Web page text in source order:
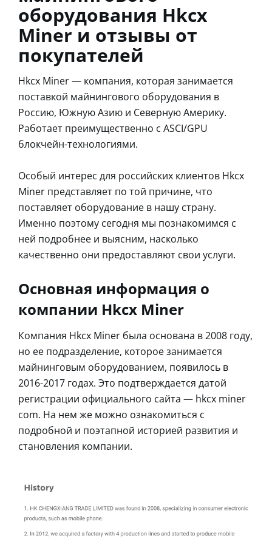
оборудования Hkcx
Miner и отзывы от
покупателей
Hkcx Miner — компания, которая занимается
поставкой майнингового оборудования в
Россию, Южную Азию и Северную Америку.
Работает преимущественно с ASCI/GPU
блокчейн-технологиями.
Особый интерес для российских клиентов Hkcx
Miner представляет по той причине, что
поставляет оборудование в нашу страну.
Именно поэтому сегодня мы познакомимся с
ней подробнее и выясним, насколько
качественно они предоставляют свои услуги.
Основная информация о
компании Hkcx Miner
Компания Hkcx Miner была основана в 2008 году,
но ее подразделение, которое занимается
майнинговым оборудованием, появилось в
2016-2017 годах. Это подтверждается датой
регистрации официального сайта — hkcx miner
com. На нем же можно ознакомиться с
подробной и поэтапной историей развития и
становления компании.